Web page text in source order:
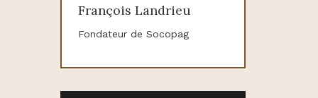
François Landrieu
Fondateur de Socopag